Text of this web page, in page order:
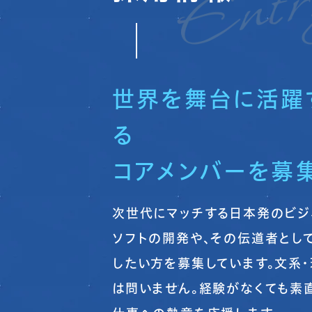
世界を舞台に活躍
る
コアメンバーを募
次世代にマッチする日本発のビ
ソフトの開発や、その伝道者とし
したい方を募集しています。文系
は問いません。経験がなくても素